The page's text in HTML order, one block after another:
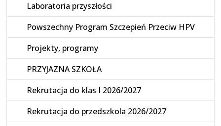
Laboratoria przyszłości
Powszechny Program Szczepień Przeciw HPV
Projekty, programy
PRZYJAZNA SZKOŁA
Rekrutacja do klas I 2026/2027
Rekrutacja do przedszkola 2026/2027